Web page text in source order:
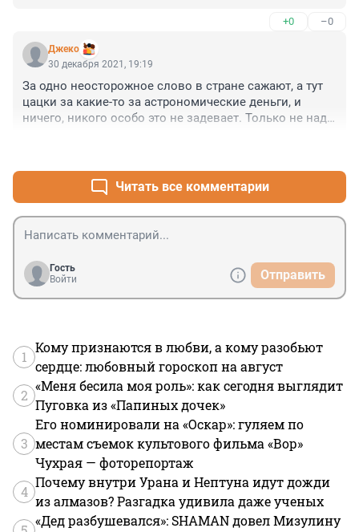
что хорошая копия и оценить они её могут только на
вес, по ещё старым тарифам вроде 100 руб/гр.
Единственный, кто сможет подтвердить
оригинальность продукции - эксперт
представительства. А вот теперь и другая история -
вспоминаем, как 10 лет назад таможня "нагибала"
владельца.... Так что всё зависит от того, что дама
+0 –0
Джеко
30 декабря 2021, 19:19
За одно неосторожное слово в стране сажают, а тут
цацки за какие-то за астрономические деньги, и
ничего, никого особо это не задевает. Только не надо
Читать все комментарии
Гость
Войти
Отправить
1
Кому признаются в любви, а кому разобьют
сердце: любовный гороскоп на август
2
«Меня бесила моя роль»: как сегодня выглядит
Пуговка из «Папиных дочек»
3
Его номинировали на «Оскар»: гуляем по
местам съемок культового фильма «Вор»
Чухрая — фоторепортаж
4
Почему внутри Урана и Нептуна идут дожди
из алмазов? Разгадка удивила даже ученых
«Дед разбушевался»: SHAMAN довел Мизулину